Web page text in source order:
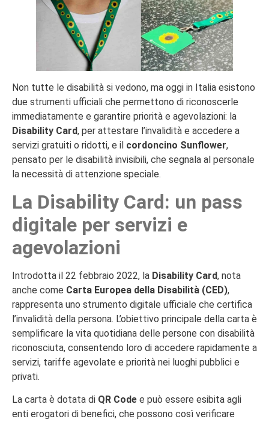
Non tutte le disabilità si vedono, ma oggi in Italia esistono
due strumenti ufficiali che permettono di riconoscerle
immediatamente e garantire priorità e agevolazioni: la
Disability Card, per attestare l’invalidità e accedere a
servizi gratuiti o ridotti, e il cordoncino Sunflower,
pensato per le disabilità invisibili, che segnala al personale
la necessità di attenzione speciale.
La Disability Card: un pass
digitale per servizi e
agevolazioni
Introdotta il 22 febbraio 2022, la Disability Card, nota
anche come Carta Europea della Disabilità (CED),
rappresenta uno strumento digitale ufficiale che certifica
l’invalidità della persona. L’obiettivo principale della carta è
semplificare la vita quotidiana delle persone con disabilità
riconosciuta, consentendo loro di accedere rapidamente a
servizi, tariffe agevolate e priorità nei luoghi pubblici e
privati.
La carta è dotata di QR Code e può essere esibita agli
enti erogatori di benefici, che possono così verificare